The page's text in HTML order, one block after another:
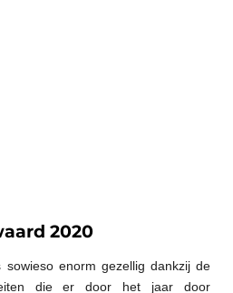
2020
sowieso enorm gezellig dankzij de
die er door het jaar door